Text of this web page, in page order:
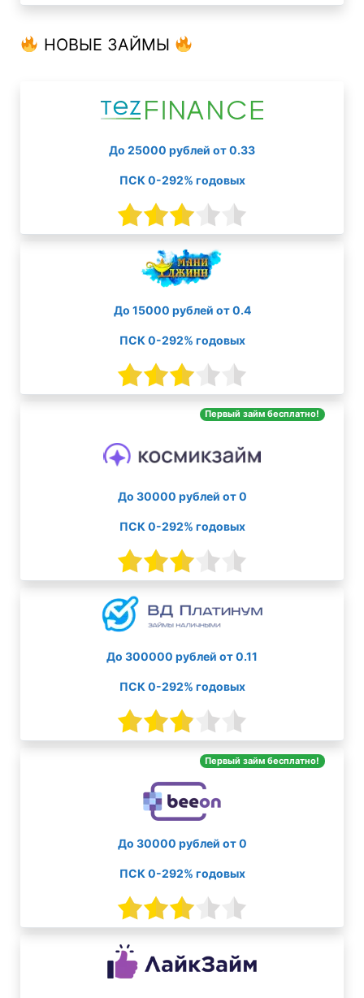
НОВЫЕ ЗАЙМЫ
До 25000 рублей от 0.33
ПСК 0-292% годовых
До 15000 рублей от 0.4
ПСК 0-292% годовых
Первый займ бесплатно!
До 30000 рублей от 0
ПСК 0-292% годовых
До 300000 рублей от 0.11
ПСК 0-292% годовых
Первый займ бесплатно!
До 30000 рублей от 0
ПСК 0-292% годовых